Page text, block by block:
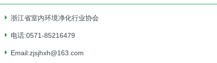
浙江省室内环境净化行业协会
电话:0571-85216479
Email:zjsjhxh@163.com